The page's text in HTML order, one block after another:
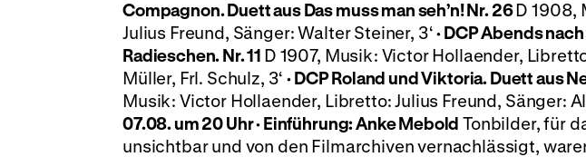
Compagnon. Duett aus Das muss man seh’n! Nr. 26D 1908,
Julius Freund, Sänger: Walter Steiner, 3‘·DCPAbends
Radieschen. Nr. 11 D 1907, Musik: Victor Hollaender,
Müller, Frl. Schulz, 3‘·DCP Roland und Viktoria. Duett aus
Musik: Victor Hollaender, Libretto: Julius Freund, Sänger:
07.08. um 20 Uhr · Einführung: Anke Mebold Tonbilder, für
unsichtbar und von den Filmarchiven vernachlässigt,